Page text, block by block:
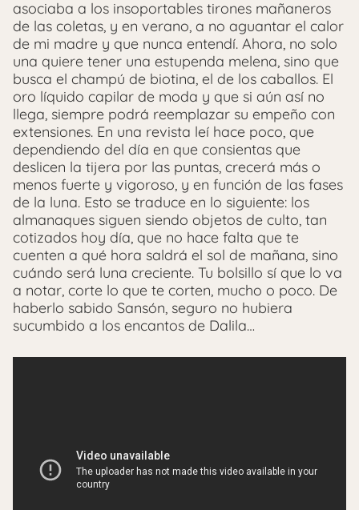
asociaba a los insoportables tirones mañaneros
de las coletas, y en verano, a no aguantar el calor
de mi madre y que nunca entendí. Ahora, no solo
una quiere tener una estupenda melena, sino que
busca el champú de biotina, el de los caballos. El
oro líquido capilar de moda y que si aún así no
llega, siempre podrá reemplazar su empeño con
extensiones. En una revista leí hace poco, que
dependiendo del día en que consientas que
deslicen la tijera por las puntas, crecerá más o
menos fuerte y vigoroso, y en función de las fases
de la luna. Esto se traduce en lo siguiente: los
almanaques siguen siendo objetos de culto, tan
cotizados hoy día, que no hace falta que te
cuenten a qué hora saldrá el sol de mañana, sino
cuándo será luna creciente. Tu bolsillo sí que lo va
a notar, corte lo que te corten, mucho o poco. De
haberlo sabido Sansón, seguro no hubiera
sucumbido a los encantos de Dalila…